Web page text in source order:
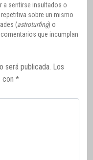
a sentirse insultados o
sobre un mismo
(astroturfing) o
que incumplan
será publicada. Los
con *